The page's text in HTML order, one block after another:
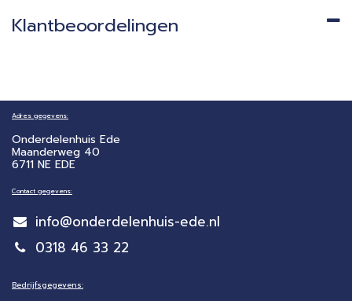
Klantbeoordelingen
Adres gegevens:
Onderdelenhuis Ede
Maanderweg 40
6711 NE EDE
Contact gegevens:
info@onderdelenhuis-ede.nl
0318 46 33 22
Bedrijfsgegevens: